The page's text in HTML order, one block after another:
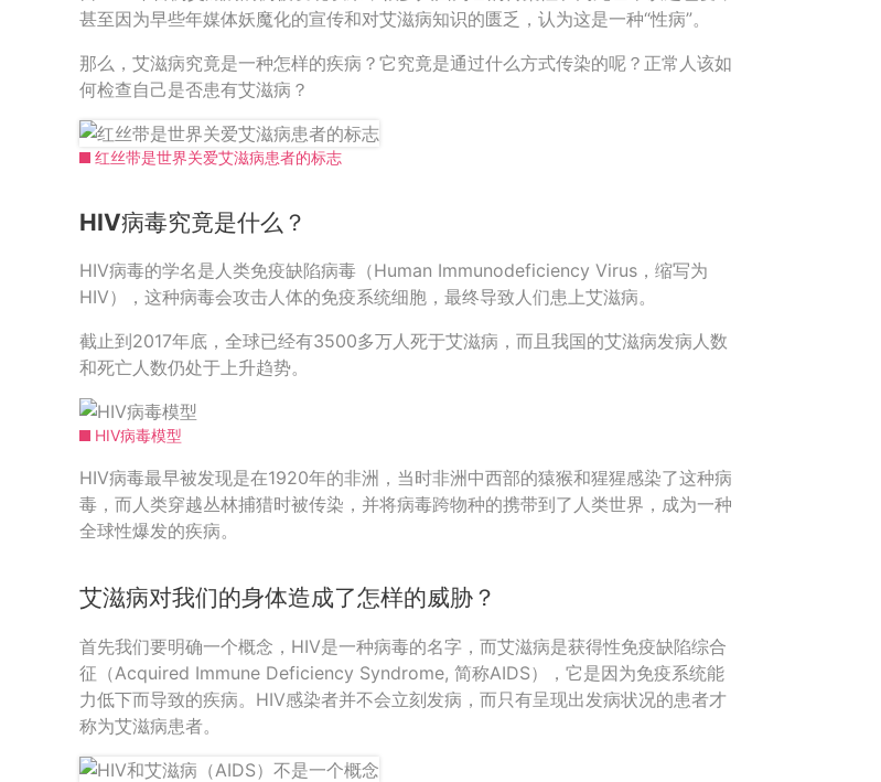
甚至因为早些年媒体妖魔化的宣传和对艾滋病知识的匮乏，认为这是一种“性病”。
那么，艾滋病究竟是一种怎样的疾病？它究竟是通过什么方式传染的呢？正常人该如
何检查自己是否患有艾滋病？
红丝带是世界关爱艾滋病患者的标志
HIV病毒究竟是什么？
HIV病毒的学名是人类免疫缺陷病毒（Human Immunodeficiency Virus，缩写为
HIV），这种病毒会攻击人体的免疫系统细胞，最终导致人们患上艾滋病。
截止到2017年底，全球已经有3500多万人死于艾滋病，而且我国的艾滋病发病人数
和死亡人数仍处于上升趋势。
HIV病毒模型
HIV病毒最早被发现是在1920年的非洲，当时非洲中西部的猿猴和猩猩感染了这种病
毒，而人类穿越丛林捕猎时被传染，并将病毒跨物种的携带到了人类世界，成为一种
全球性爆发的疾病。
艾滋病对我们的身体造成了怎样的威胁？
首先我们要明确一个概念，HIV是一种病毒的名字，而艾滋病是获得性免疫缺陷综合
征（Acquired Immune Deficiency Syndrome, 简称AIDS），它是因为免疫系统能
力低下而导致的疾病。HIV感染者并不会立刻发病，而只有呈现出发病状况的患者才
称为艾滋病患者。